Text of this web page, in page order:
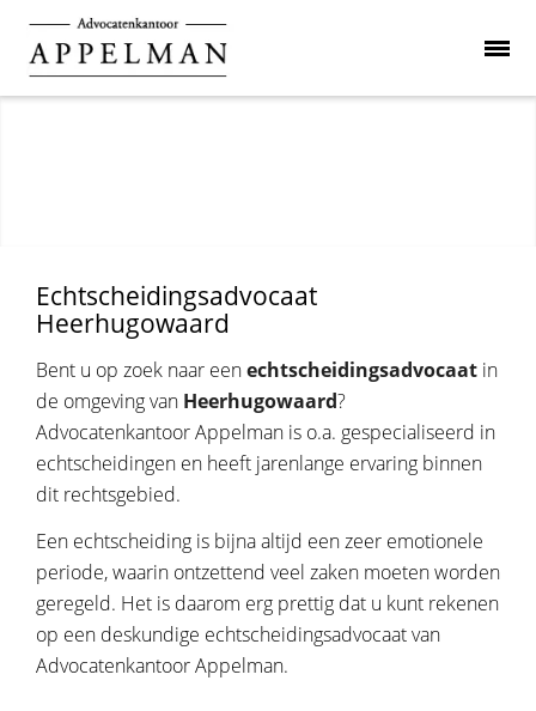
Echtscheidingsadvocaat
Heerhugowaard
Bent u op zoek naar eenechtscheidingsadvocaat in
de omgeving van Heerhugowaard?
Advocatenkantoor Appelman is o.a. gespecialiseerd in
echtscheidingen en heeft jarenlange ervaring binnen
dit rechtsgebied.
Een echtscheiding is bijna altijd een zeer emotionele
periode, waarin ontzettend veel zaken moeten worden
geregeld. Het is daarom erg prettig dat u kunt rekenen
op een deskundige echtscheidingsadvocaat van
Advocatenkantoor Appelman.